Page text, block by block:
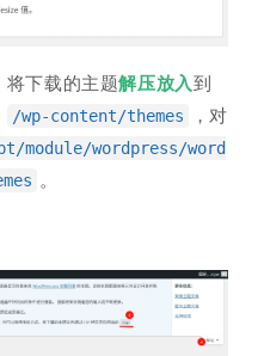
将下载的主题解压放入到
/wp-content/themes
，对
module/wordpress/word
。